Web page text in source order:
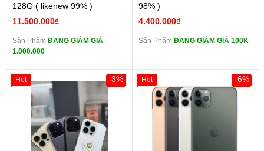
128G ( likenew 99% )
11.500.000₫
Sản Phẩm ĐANG GIẢM GIÁ
1.000.000
98% )
4.400.000₫
Sản Phẩm ĐANG GIẢM GIÁ 100K
-3%
Hot -6%
Hot